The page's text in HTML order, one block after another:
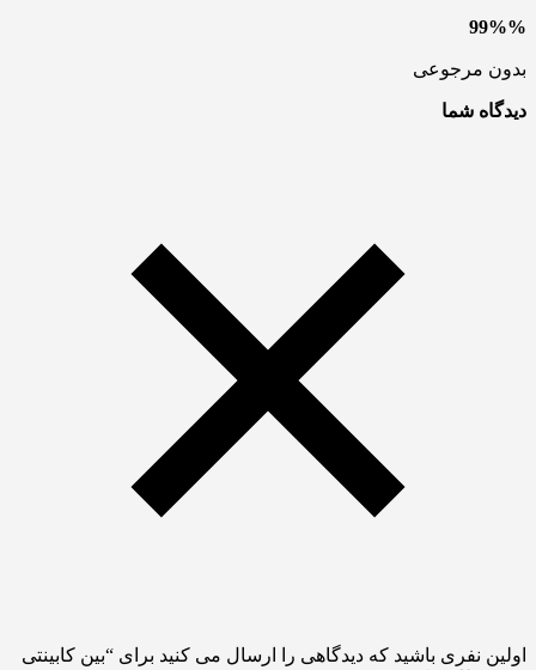
99%%
بدون مرجوعی
دیدگاه شما
اولین نفری باشید که دیدگاهی را ارسال می کنید برای “بین کابینتی